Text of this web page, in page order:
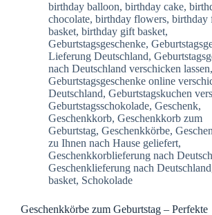
birthday balloon, birthday cake,
chocolate, birthday flowers, birthday
basket, birthday gift basket,
Geburtstagsgeschenke,
Lieferung Deutschland,
nach Deutschland verschicken lassen,
Geburtstagsgeschenke online
Deutschland, Geburtstagskuchen
Geburtstagsschokolade, Geschenk,
Geschenkkorb, Geschenkkorb zum
Geburtstag, Geschenkkörbe,
zu Ihnen nach Hause geliefert,
Geschenkkorblieferung nach
Geschenklieferung nach Deutschland
basket, Schokolade
Geschenkkörbe zum Geburtstag – Perfekte